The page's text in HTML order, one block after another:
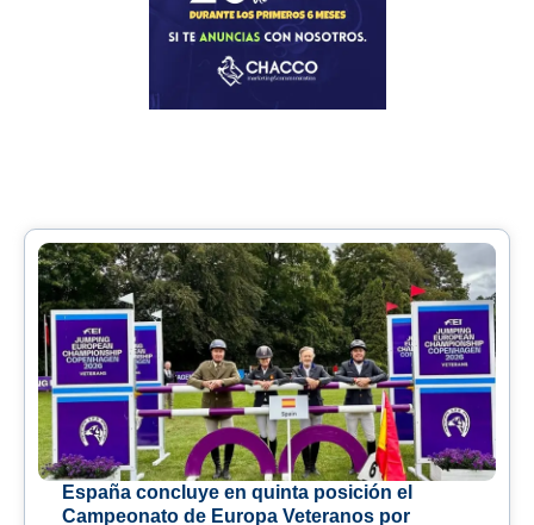
España concluye en quinta posición el
Campeonato de Europa Veteranos por